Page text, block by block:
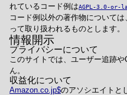
れているコード例はAGPL-3.0-or-
コード例以外の著作物について
って取り扱われるものとします。
情報開示
プライバシーについて
このサイトでは、ユーザー追跡
ん。
収益化について
Amazon.co.jp のアソシエイトと